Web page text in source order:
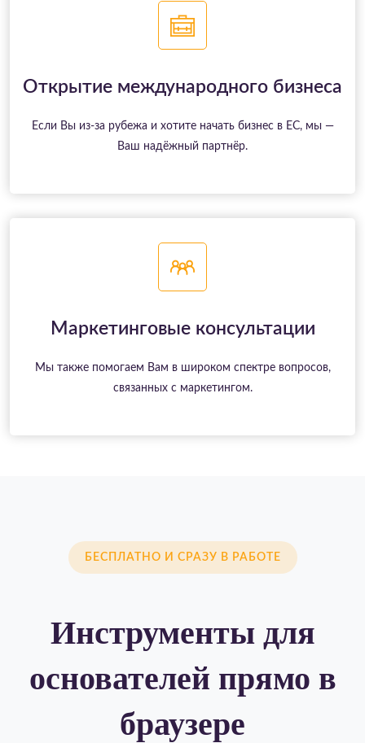
Открытие международного бизнеса
Если Вы из-за рубежа и хотите начать бизнес в ЕС, мы —
Ваш надёжный партнёр.
Маркетинговые консультации
Мы также помогаем Вам в широком спектре вопросов,
связанных с маркетингом.
БЕСПЛАТНО И СРАЗУ В РАБОТЕ
Инструменты для
основателей прямо в
браузере